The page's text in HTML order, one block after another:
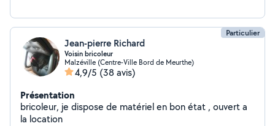
Particulier
Jean-pierre Richard
Voisin bricoleur
Malzéville (Centre-Ville Bord de Meurthe)
4,9/5 (38 avis)
Présentation
bricoleur, je dispose de matériel en bon état , ouvert a
la location